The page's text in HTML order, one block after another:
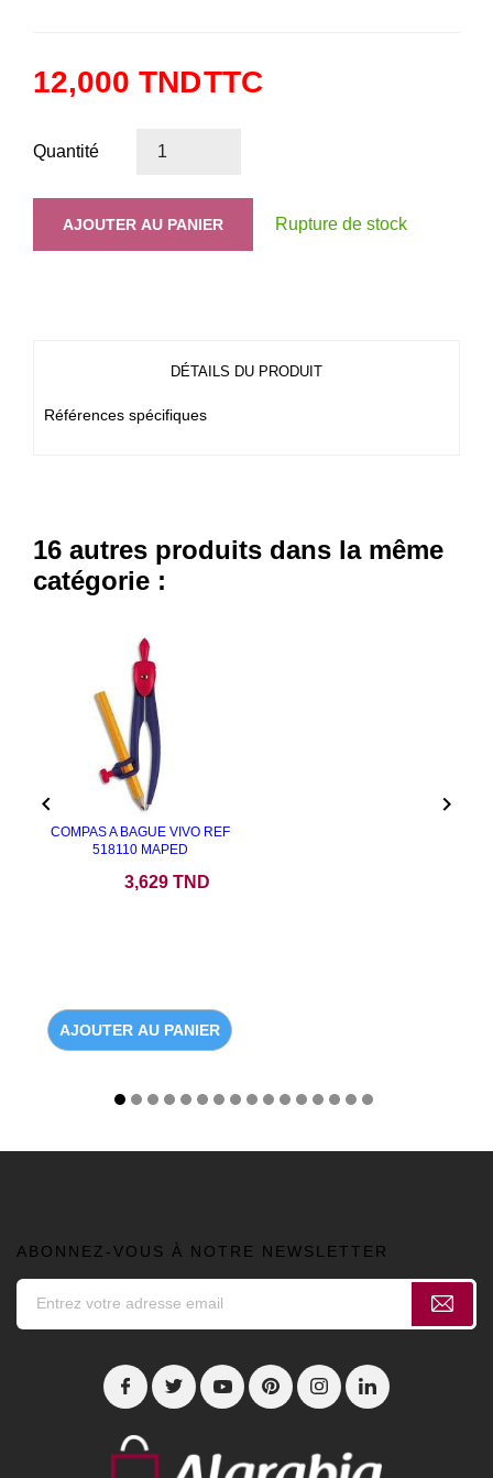
12,000 TNDTTC
Quantité
AJOUTER AU PANIER Rupture de stock
DÉTAILS DU PRODUIT
Références spécifiques
16 autres produits dans la même
catégorie :
COMPAS A BAGUE VIVO REF
518110 MAPED
3,629 TND
AJOUTER AU PANIER
 
ABONNEZ-VOUS À NOTRE NEWSLETTER